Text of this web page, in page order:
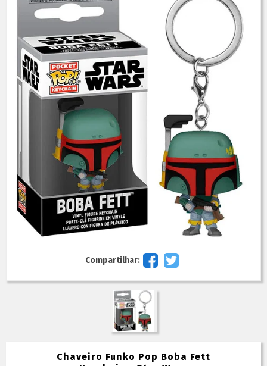
Compartilhar:
Chaveiro Funko Pop Boba Fett